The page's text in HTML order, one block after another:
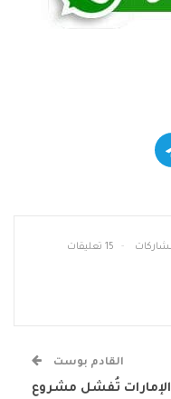
15 تعليقات
القادم بوست
الإمارات تُفشل مشروع